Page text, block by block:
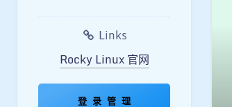
Links
Rocky Linux 官网
登 录 管 理